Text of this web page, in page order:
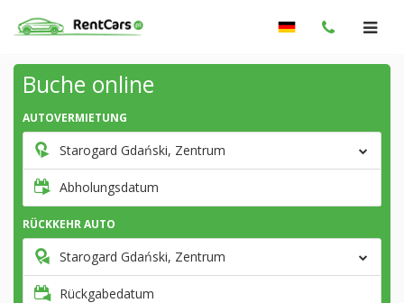
Buche online
AUTOVERMIETUNG
Starogard Gdański, Zentrum
Abholungsdatum
RÜCKKEHR AUTO
Starogard Gdański, Zentrum
Rückgabedatum